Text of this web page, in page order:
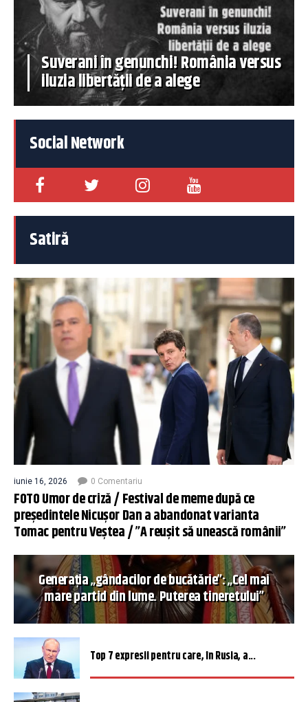
Suverani în genunchi! România versus
iluzia libertății de a alege
Social Network
Satiră
iunie 16, 2026 0 Comentariu
FOTO Umor de criză / Festival de meme după ce
președintele Nicușor Dan a abandonat varianta
Tomac pentru Veștea / ”A reușit să unească românii”
Generația „gândacilor de bucătărie”: „Cel mai
mare partid din lume. Puterea tineretului”
Top 7 expresii pentru care, în Rusia, a...